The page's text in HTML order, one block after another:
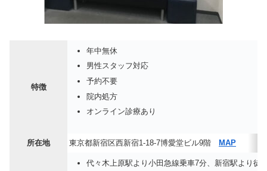
特徴
年中無休
男性スタッフ対応
予約不要
院内処方
オンライン診療あり
所在地 東京都新宿区西新宿1-18-7博愛堂ビル9階 MAP
代々木上原駅より小田急線乗車7分、新宿駅より徒